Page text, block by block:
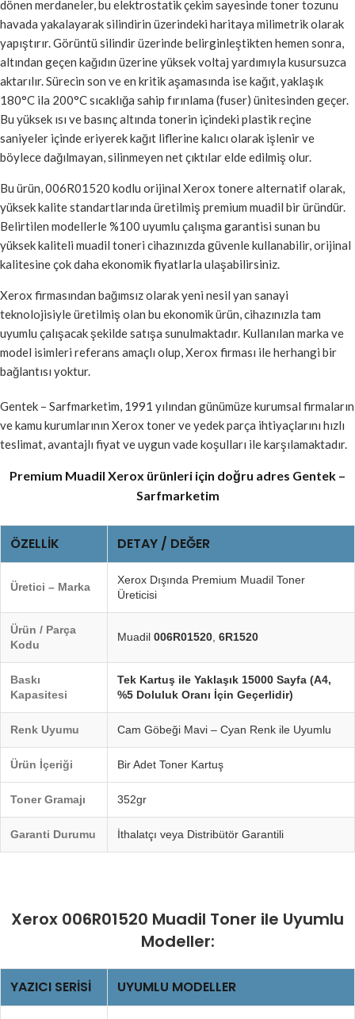
dönen merdaneler, bu elektrostatik çekim sayesinde toner tozunu
havada yakalayarak silindirin üzerindeki haritaya milimetrik olarak
yapıştırır. Görüntü silindir üzerinde belirginleştikten hemen sonra,
altından geçen kağıdın üzerine yüksek voltaj yardımıyla kusursuzca
aktarılır. Sürecin son ve en kritik aşamasında ise kağıt, yaklaşık
180°C ila 200°C sıcaklığa sahip fırınlama (fuser) ünitesinden geçer.
Bu yüksek ısı ve basınç altında tonerin içindeki plastik reçine
saniyeler içinde eriyerek kağıt liflerine kalıcı olarak işlenir ve
böylece dağılmayan, silinmeyen net çıktılar elde edilmiş olur.
Bu ürün, 006R01520 kodlu orijinal Xerox tonere alternatif olarak,
yüksek kalite standartlarında üretilmiş premium muadil bir üründür.
Belirtilen modellerle %100 uyumlu çalışma garantisi sunan bu
yüksek kaliteli muadil toneri cihazınızda güvenle kullanabilir, orijinal
kalitesine çok daha ekonomik fiyatlarla ulaşabilirsiniz.
Xerox firmasından bağımsız olarak yeni nesil yan sanayi
teknolojisiyle üretilmiş olan bu ekonomik ürün, cihazınızla tam
uyumlu çalışacak şekilde satışa sunulmaktadır. Kullanılan marka ve
model isimleri referans amaçlı olup, Xerox firması ile herhangi bir
bağlantısı yoktur.
Gentek – Sarfmarketim, 1991 yılından günümüze kurumsal firmaların
ve kamu kurumlarının Xerox toner ve yedek parça ihtiyaçlarını hızlı
teslimat, avantajlı fiyat ve uygun vade koşulları ile karşılamaktadır.
Premium Muadil Xerox ürünleri için doğru adres Gentek –
Sarfmarketim
ÖZELLIK DETAY / DEĞER
Üretici – Marka
Xerox Dışında Premium Muadil Toner
Üreticisi
Ürün / Parça
Kodu
Muadil 006R01520 6R1520
Baskı
Kapasitesi
Tek Kartuş ile Yaklaşık 15000 Sayfa (A4,
%5 Doluluk Oranı İçin Geçerlidir)
Renk Uyumu Cam Göbeği Mavi – Cyan Renk ile Uyumlu
Ürün İçeriği Bir Adet Toner Kartuş
Toner Gramajı 352gr
Garanti Durumu İthalatçı veya Distribütör Garantili
Xerox 006R01520 Muadil Toner ile Uyumlu
Modeller:
YAZICI SERISI UYUMLU MODELLER